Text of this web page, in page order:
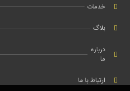
خدمات
بلاگ
درباره
ما
ارتباط با ما